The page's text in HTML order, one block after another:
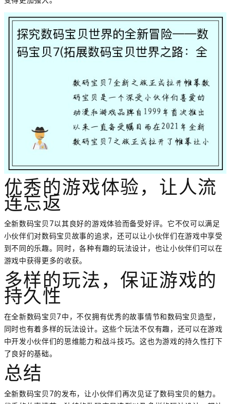
优秀的游戏体验，让人流
连忘返
全新数码宝贝7以其良好的游戏体验而备受好评。它不仅可以满足
小伙伴们对数码宝贝故事的追求，还可以让小伙伴们在游戏中享受
到不同的乐趣。同时，各种有趣的玩法设计，也让小伙伴们可以在
游戏中获得更多的收获。
多样的玩法，保证游戏的
持久性
在全新数码宝贝7中，不仅拥有优秀的故事情节和数码宝贝造型，
同时也有着多样的玩法设计。这些个玩法不仅有趣，还可以在游戏
中开发小伙伴们的思维能力和战斗技巧。这也为游戏的持久性打下
了良好的基础。
总结
全新数码宝贝7的发布，让小伙伴们再次见证了数码宝贝的魅力。